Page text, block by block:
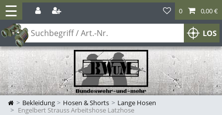
☰
LOS
0 0,00 €
Bekleidung Hosen & Shorts
Lange Hosen
Engelbert Strauss Arbeitshose Latzhose